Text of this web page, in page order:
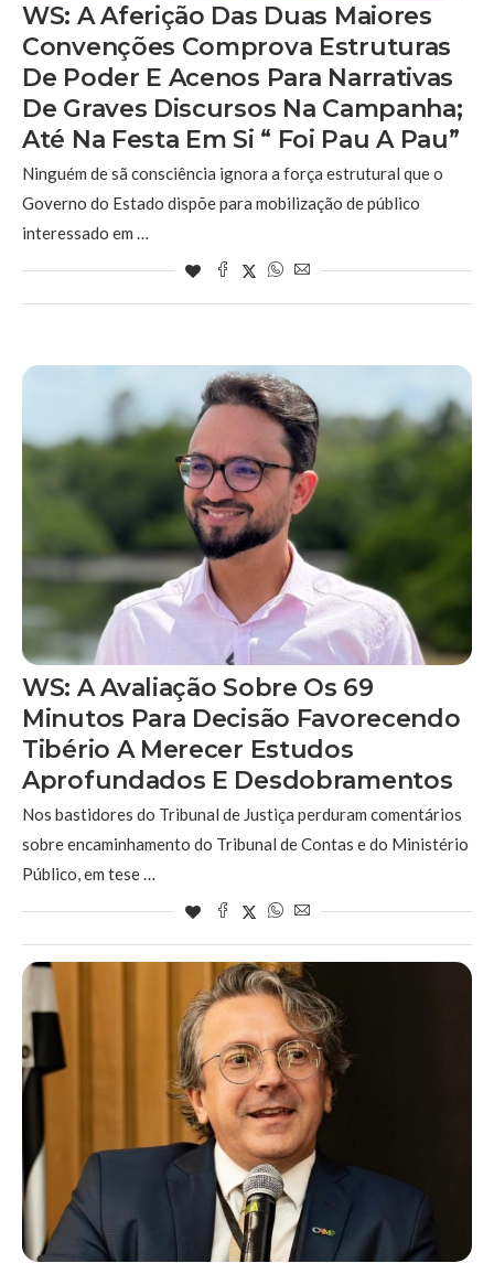
WS: A Aferição Das Duas Maiores
Convenções Comprova Estruturas
De Poder E Acenos Para Narrativas
De Graves Discursos Na Campanha;
Até Na Festa Em Si “ Foi Pau A Pau”
Ninguém de sã consciência ignora a força estrutural que o
Governo do Estado dispõe para mobilização de público
interessado em …
WS: A Avaliação Sobre Os 69
Minutos Para Decisão Favorecendo
Tibério A Merecer Estudos
Aprofundados E Desdobramentos
Nos bastidores do Tribunal de Justiça perduram comentários
sobre encaminhamento do Tribunal de Contas e do Ministério
Público, em tese …